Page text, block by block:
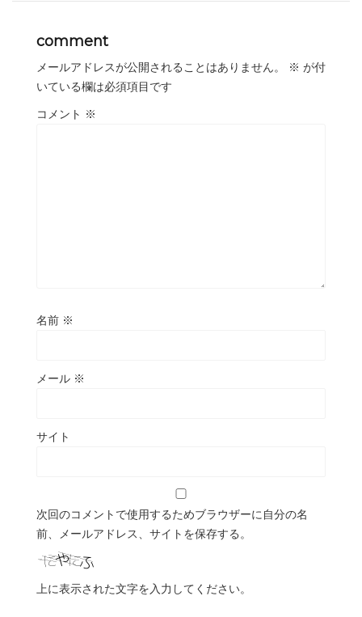
comment
メールアドレスが公開されることはありません。 ※ が付
いている欄は必須項目です
コメント ※
名前 ※
メール ※
サイト
次回のコメントで使用するためブラウザーに自分の名
前、メールアドレス、サイトを保存する。
上に表示された文字を入力してください。